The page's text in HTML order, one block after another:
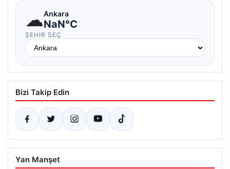
☁Ankara
NaN°C
ŞEHIR SEÇ
Bizi Takip Edin
Yan Manşet